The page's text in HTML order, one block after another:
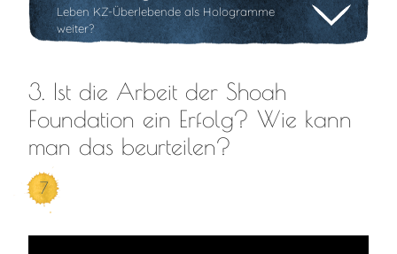
Leben KZ-Überlebende als Hologramme
weiter?
3. Ist die Arbeit der Shoah
Foundation ein Erfolg? Wie kann
man das beurteilen?
7